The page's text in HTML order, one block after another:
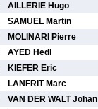
AILLERIE Hugo
SAMUEL Martin
MOLINARI Pierre
AYED Hedi
KIEFER Eric
LANFRIT Marc
VAN DER WALT Johan